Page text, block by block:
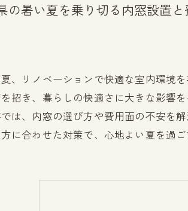
の暑い夏を乗り切る内窓設置
、リノベーションで快適な室内環境
招き、暮らしの快適さに大きな影響
は、内窓の選び方や費用面の不安を
に合わせた対策で、心地よい夏を過